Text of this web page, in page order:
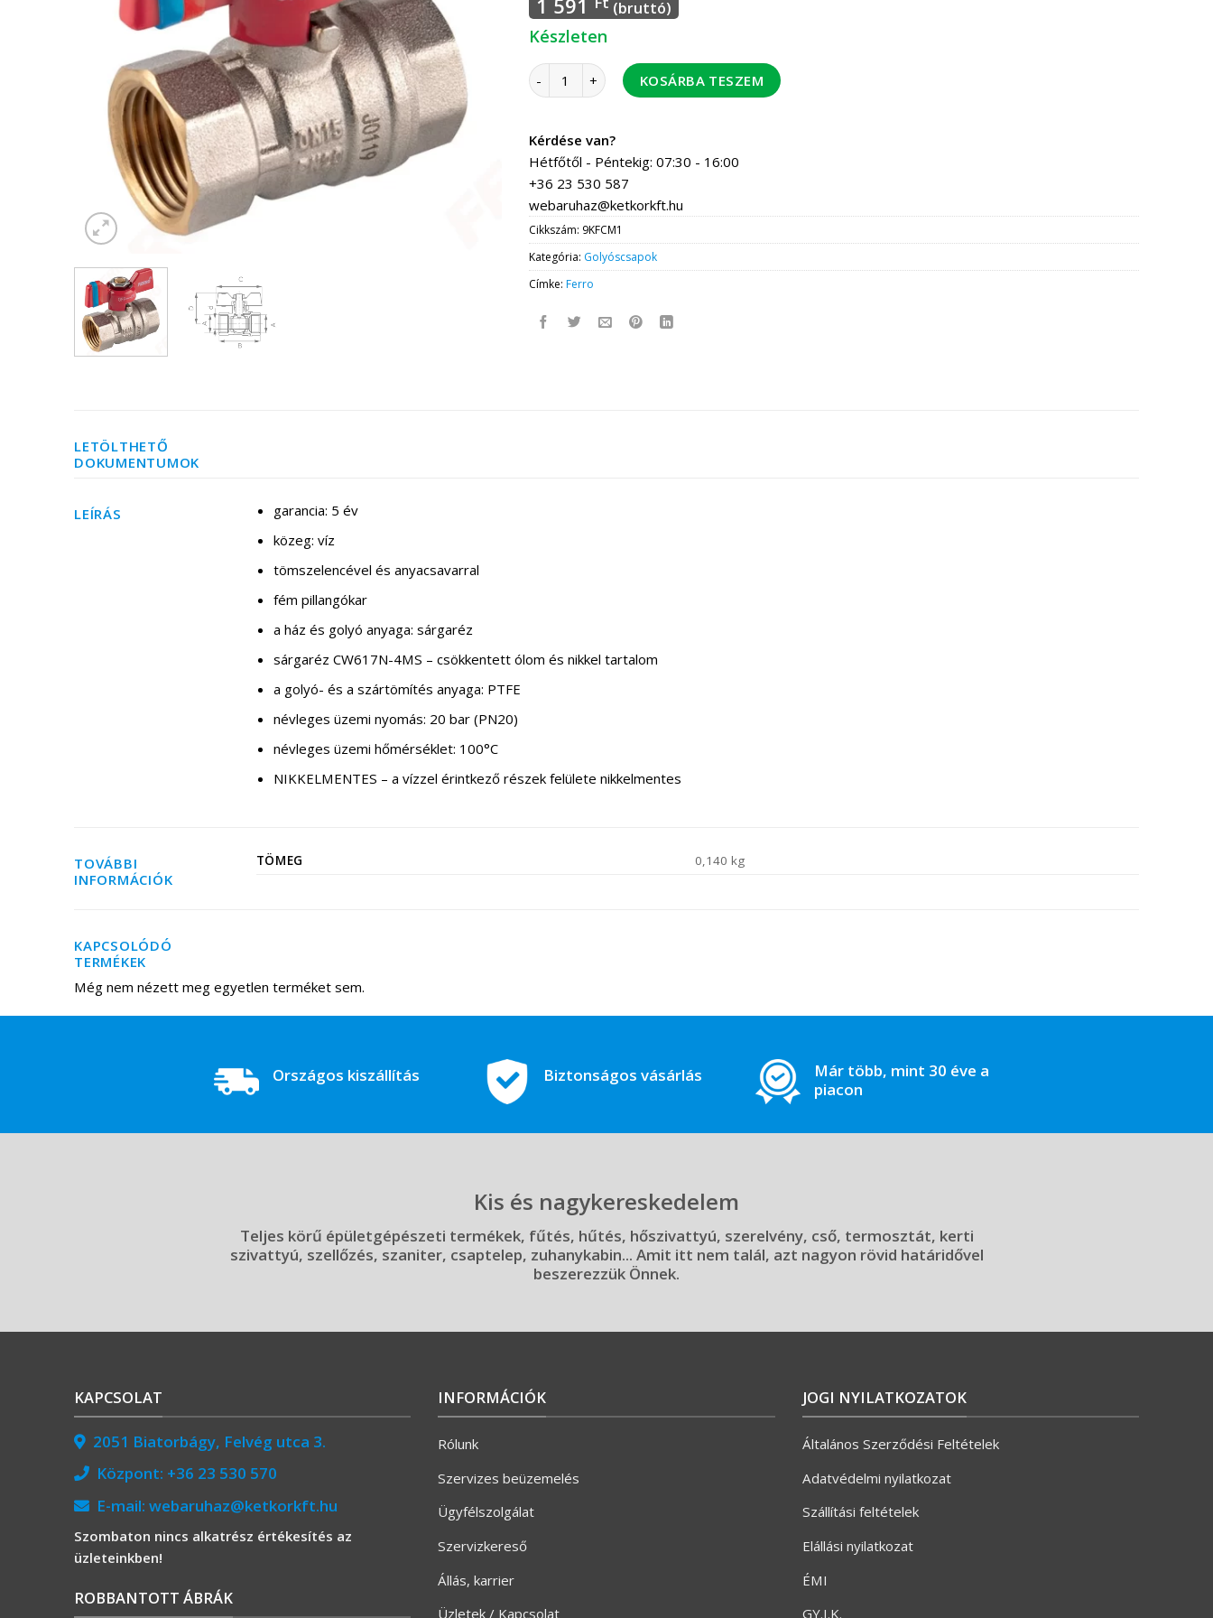
1 591 (bruttó)
Készleten
FERRO F-Comfort golyóscsap 1/2" BB 24/csomag 120/karton - PILLANGÓ KAROS mennyiség
KOSÁRBA TESZEM
Kérdése van?
Hétfőtől - Péntekig: 07:30 - 16:00
+36 23 530 587
webaruhaz@ketkorkft.hu
Cikkszám: 9KFCM1
Kategória: Golyóscsapok
Címke:Ferro
LETÖLTHETŐ
DOKUMENTUMOK
LEÍRÁS
garancia: 5 év
közeg: víz
tömszelencével és anyacsavarral
fém pillangókar
a ház és golyó anyaga: sárgaréz
sárgaréz CW617N-4MS – csökkentett ólom és nikkel tartalom
a golyó- és a szártömítés anyaga: PTFE
névleges üzemi nyomás: 20 bar (PN20)
névleges üzemi hőmérséklet: 100°C
NIKKELMENTES – a vízzel érintkező részek felülete nikkelmentes
TOVÁBBI
INFORMÁCIÓK
TÖMEG 0,140 kg
KAPCSOLÓDÓ
TERMÉKEK
Még nem nézett meg egyetlen terméket sem.
Országos kiszállítás Biztonságos vásárlás
Már több, mint 30 éve a
piacon
Kis és nagykereskedelem
Teljes körű épületgépészeti termékek, fűtés, hűtés, hőszivattyú, szerelvény, cső, termosztát, kerti
szivattyú, szellőzés, szaniter, csaptelep, zuhanykabin... Amit itt nem talál, azt nagyon rövid határidővel
beszerezzük Önnek.
KAPCSOLAT
2051 Biatorbágy, Felvég utca 3.
Központ: +36 23 530 570
E-mail: webaruhaz@ketkorkft.hu
Szombaton nincs alkatrész értékesítés az
üzleteinkben!
ROBBANTOTT ÁBRÁK
INFORMÁCIÓK
Rólunk
Szervizes beüzemelés
Ügyfélszolgálat
Szervizkereső
Állás, karrier
Üzletek / Kapcsolat
JOGI NYILATKOZATOK
Általános Szerződési Feltételek
Adatvédelmi nyilatkozat
Szállítási feltételek
Elállási nyilatkozat
ÉMI
GY.I.K.